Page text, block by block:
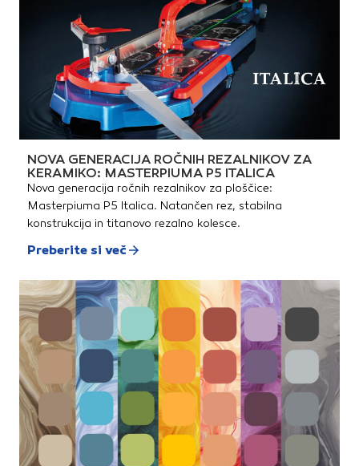
NOVA GENERACIJA ROČNIH REZALNIKOV ZA
KERAMIKO: MASTERPIUMA P5 ITALICA
Nova generacija ročnih rezalnikov za ploščice:
Masterpiuma P5 Italica. Natančen rez, stabilna
konstrukcija in titanovo rezalno kolesce.
Preberite si več